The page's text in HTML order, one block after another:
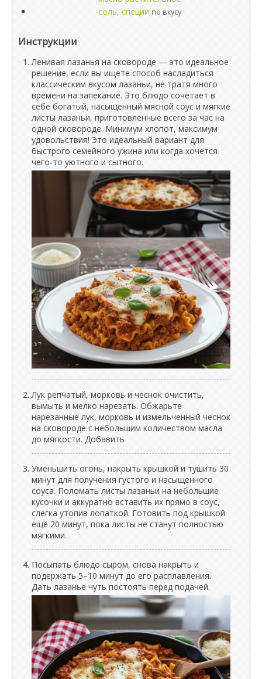
соль, специи по вкусу
Инструкции
Ленивая лазанья на сковороде — это идеальное
решение, если вы ищете способ насладиться
классическим вкусом лазаньи, не тратя много
времени на запекание. Это блюдо сочетает в
себе богатый, насыщенный мясной соус и мягкие
листы лазаньи, приготовленные всего за час на
одной сковороде. Минимум хлопот, максимум
удовольствия! Это идеальный вариант для
быстрого семейного ужина или когда хочется
чего-то уютного и сытного.
Лук репчатый, морковь и чеснок очистить,
вымыть и мелко нарезать. Обжарьте
нарезанные лук, морковь и измельченный чеснок
на сковороде с небольшим количеством масла
до мягкости. Добавить
Уменьшить огонь, накрыть крышкой и тушить 30
минут для получения густого и насыщенного
соуса. Поломать листы лазаньи на небольшие
кусочки и аккуратно вставить их прямо в соус,
слегка утопив лопаткой. Готовить под крышкой
ещё 20 минут, пока листы не станут полностью
мягкими.
Посыпать блюдо сыром, снова накрыть и
подержать 5–10 минут до его расплавления.
Дать лазанье чуть постоять перед подачей.